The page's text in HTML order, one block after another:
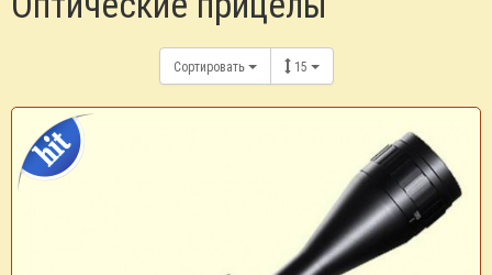
Сортировать 15